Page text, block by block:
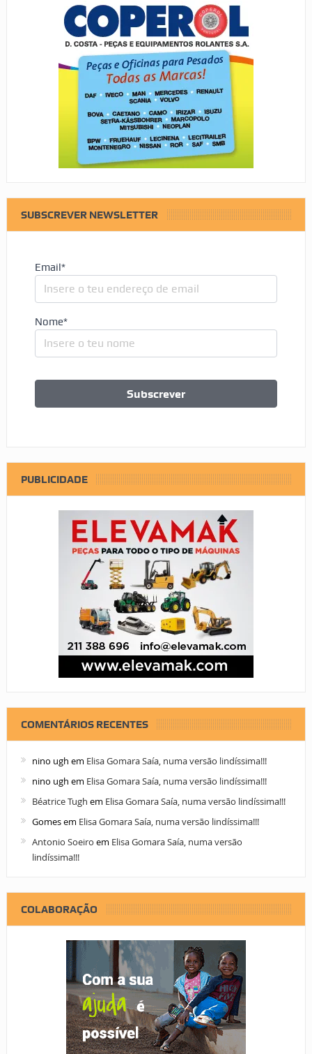
SUBSCREVER NEWSLETTER
Email*
Nome*
PUBLICIDADE
COMENTÁRIOS RECENTES
nino ugh em Elisa Gomara Saía, numa versão lindíssima!!!
nino ugh em Elisa Gomara Saía, numa versão lindíssima!!!
Béatrice Tugh em Elisa Gomara Saía, numa versão lindíssima!!!
Gomesem Elisa Gomara Saía, numa versão lindíssima!!!
Antonio Soeiro em Elisa Gomara Saía, numa versão
lindíssima!!!
COLABORAÇÃO